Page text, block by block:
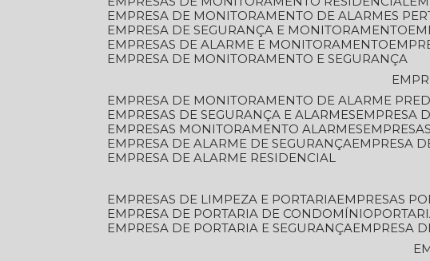
EMPRESA DE MONITORAMENTO DE ALARMES
EMPRESA DE SEGURANÇA E MONITORAMENTO
EMPRESAS DE ALARME E MONITORAMENTO
EMPRESA DE MONITORAMENTO E SEGURANÇA
EMPRESA DE MONITORAMENTO DE ALARME
EMPRESAS DE SEGURANÇA E ALARMES
EMPRESA
EMPRESAS MONITORAMENTO ALARMES
EMPRESA DE ALARME DE SEGURANÇA
EMPRESA
EMPRESA DE ALARME RESIDENCIAL
EMPRESAS DE LIMPEZA E PORTARIA
EMPRESAS
EMPRESA DE PORTARIA DE CONDOMÍNIO
EMPRESA DE PORTARIA E SEGURANÇA
EMPRESA